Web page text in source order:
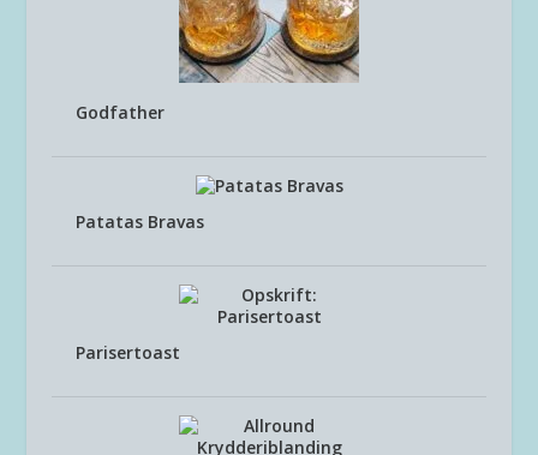
Godfather
Patatas Bravas
Parisertoast